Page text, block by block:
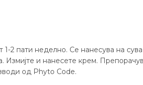
1-2 пати неделно. Се нанесува на
и нанесете крем.
од Phyto Code.